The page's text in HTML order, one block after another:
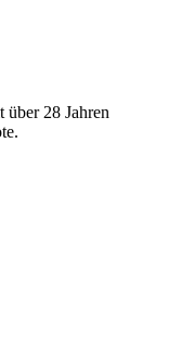
28 Jahren